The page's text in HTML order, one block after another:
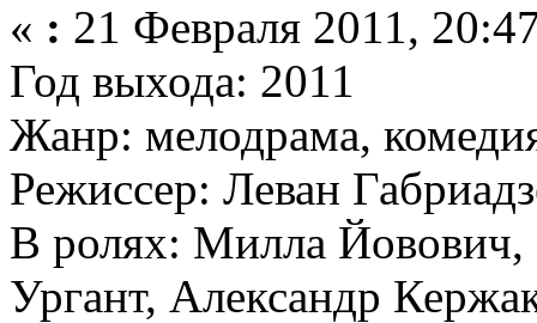
« : 21 Февраля 2011,
Год выхода: 2011
Жанр: мелодрама,
Режиссер: Леван
В ролях: Милла Йовович,
Ургант, Александр